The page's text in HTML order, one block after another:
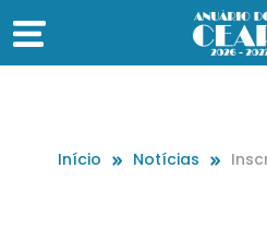
Início Notícias